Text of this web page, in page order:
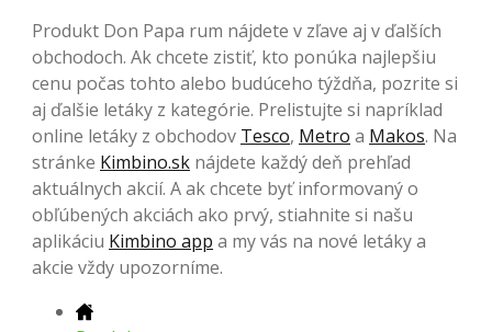
Produkt Don Papa rum nájdete v zľave aj v ďalších
obchodoch. Ak chcete zistiť, kto ponúka najlepšiu
cenu počas tohto alebo budúceho týždňa, pozrite si
aj ďalšie letáky z kategórie. Prelistujte si napríklad
online letáky z obchodov Tesco, Metro a Makos. Na
stránke Kimbino.sk nájdete každý deň prehľad
aktuálnych akcií. A ak chcete byť informovaný o
obľúbených akciách ako prvý, stiahnite si našu
aplikáciu Kimbino app a my vás na nové letáky a
akcie vždy upozorníme.